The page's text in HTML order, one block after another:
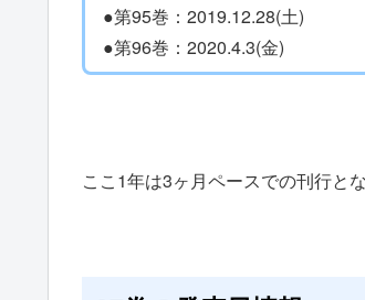
●第95巻：2019.12.28(土)
●第96巻：2020.4.3(金)
ここ1年は3ヶ月ペースでの刊行と